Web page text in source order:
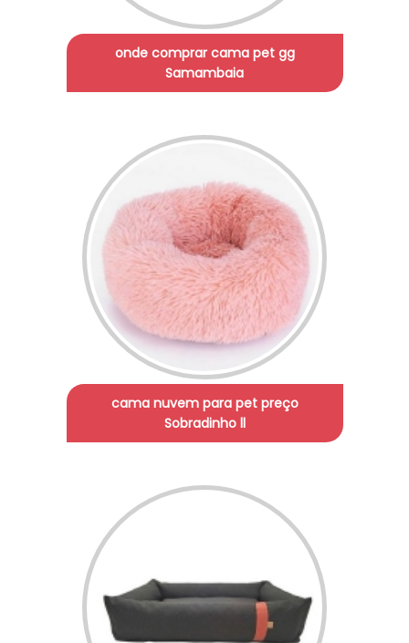
onde comprar cama pet gg
Samambaia
cama nuvem para pet preço
Sobradinho ll